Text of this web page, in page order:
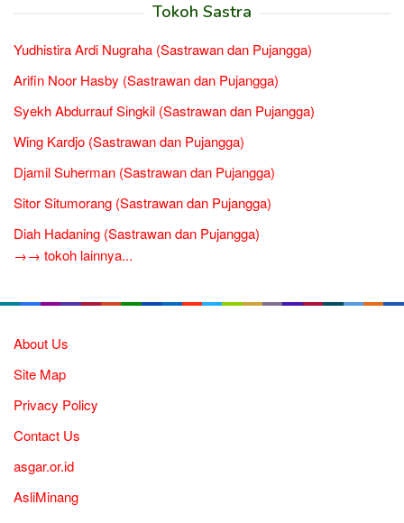
Tokoh Sastra
Yudhistira Ardi Nugraha (Sastrawan dan Pujangga)
Arifin Noor Hasby (Sastrawan dan Pujangga)
Syekh Abdurrauf Singkil (Sastrawan dan Pujangga)
Wing Kardjo (Sastrawan dan Pujangga)
Djamil Suherman (Sastrawan dan Pujangga)
Sitor Situmorang (Sastrawan dan Pujangga)
Diah Hadaning (Sastrawan dan Pujangga)
→→ tokoh lainnya...
About Us
Site Map
Privacy Policy
Contact Us
asgar.or.id
AsliMinang